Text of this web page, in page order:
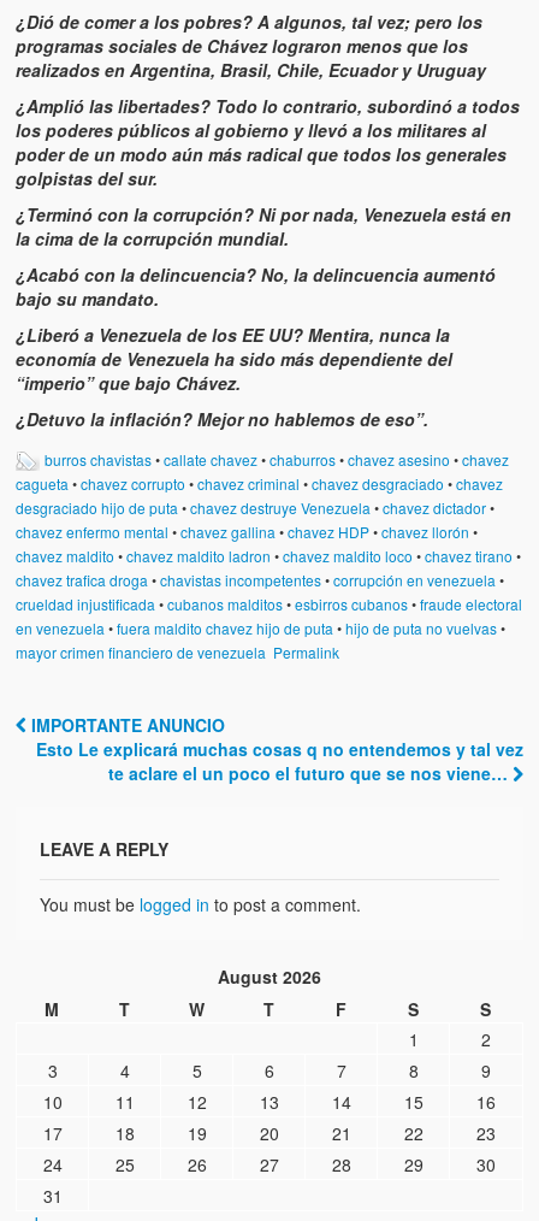
Radio Emisoras y canales de televisión clausurados por el
de Chávez hasta el 2009
Victimas del 11 de abril de 2002
Víctimas del régimen dictatorial de Chávez desde que tomó el
poder hasta el 31 de diciembre de 2009
Víctimas inocentes de la violencia castrista del 4 de Febrero de
1992
¡¡¡Miserable traidor, mira a tu pueblo!!! (Despicable traitor, look
Fotos
Versos
Cuentos
Videos
Chistes
¿Dió de comer a los pobres? A algunos, tal vez; pero los
programas sociales de Chávez lograron menos que los
realizados en Argentina, Brasil, Chile, Ecuador y Uruguay
¿Amplió las libertades? Todo lo contrario, subordinó a todos
los poderes públicos al gobierno y llevó a los militares al
poder de un modo aún más radical que todos los generales
golpistas del sur.
¿Terminó con la corrupción? Ni por nada, Venezuela está en
la cima de la corrupción mundial.
¿Acabó con la delincuencia? No, la delincuencia aumentó
bajo su mandato.
¿Liberó a Venezuela de los EE UU? Mentira, nunca la
economía de Venezuela ha sido más dependiente del
“imperio” que bajo Chávez.
¿Detuvo la inflación? Mejor no hablemos de eso”.
burros chavistas•callate chavez•chaburros•chavez asesino •chavez
cagueta •chavez corrupto •chavez criminal •chavez desgraciado •chavez
desgraciado hijo de puta •chavez destruye Venezuela •chavez dictador•
chavez enfermo mental •chavez gallina •chavez HDP•chavez llorón •
chavez maldito •chavez maldito ladron •chavez maldito loco •chavez tirano •
chavez trafica droga •chavistas incompetentes•corrupción en venezuela •
crueldad injustificada •cubanos malditos•esbirros cubanos•fraude electoral
en venezuela •fuera maldito chavez hijo de puta •hijo de puta no vuelvas•
mayor crimen financiero de venezuela Permalink
Post navigation
IMPORTANTE ANUNCIO
Esto Le explicará muchas cosas q no entendemos y tal vez
te aclare el un poco el futuro que se nos viene…
LEAVE A REPLY
You must be logged in to post a comment.
August 2026
M
T W T F S
S
1
2
3
4 5 6 7 8
9
10
11 12 13 14 15
16
17
18 19 20 21 22
23
24
25 26 27 28 29
30
31